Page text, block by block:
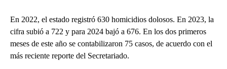
En 2022, el estado registró 630 homicidios dolosos. En 2023, la
cifra subió a 722 y para 2024 bajó a 676. En los dos primeros
meses de este año se contabilizaron 75 casos, de acuerdo con el
más reciente reporte del Secretariado.